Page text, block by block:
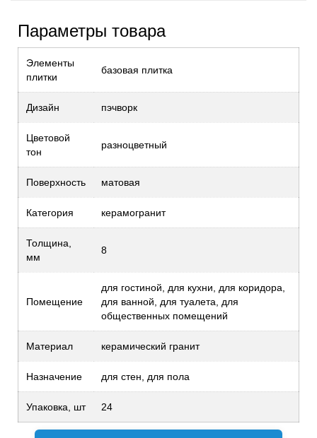
Параметры товара
Элементы
плитки
базовая плитка
Дизайн пэчворк
Цветовой
тон
разноцветный
Поверхность матовая
Категория керамогранит
Толщина,
мм
8
Помещение
для гостиной, для кухни, для коридора,
для ванной, для туалета, для
общественных помещений
Материал керамический гранит
Назначение для стен, для пола
Упаковка, шт 24